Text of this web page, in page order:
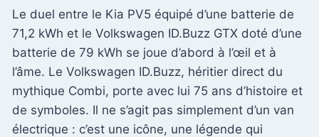
Le duel entre le Kia PV5 équipé d’une batterie de
71,2 kWh et le Volkswagen ID.Buzz GTX doté d’une
batterie de 79 kWh se joue d’abord à l’œil et à
l’âme. Le Volkswagen ID.Buzz, héritier direct du
mythique Combi, porte avec lui 75 ans d’histoire et
de symboles. Il ne s’agit pas simplement d’un van
électrique : c’est une icône, une légende qui